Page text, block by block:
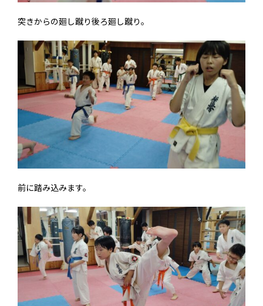
突きからの廻し蹴り後ろ廻し蹴り。
前に踏み込みます。